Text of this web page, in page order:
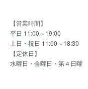
【営業時間】
平日 11:00～19:00
土日・祝日 11:00～18:30
【定休日】
水曜日・金曜日・第４日曜